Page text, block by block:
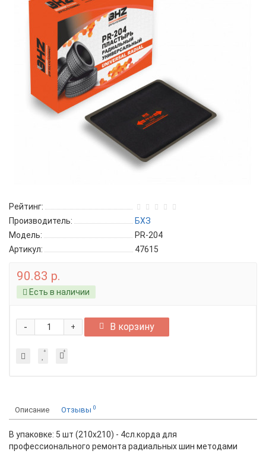
Рейтинг:
Производитель:
БХЗ
Модель:
PR-204
Артикул:
47615
90.83 р.
Есть в наличии
+
- В корзину
Описание Отзывы 0
В упаковке: 5 шт (210х210) - 4сл.корда для
профессионального ремонта радиальных шин методами